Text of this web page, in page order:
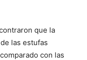
que la
las estufas
con las